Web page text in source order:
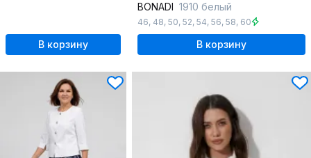
В корзину
BONADI 1910 белый
46, 48, 50, 52, 54, 56, 58, 60
В корзину